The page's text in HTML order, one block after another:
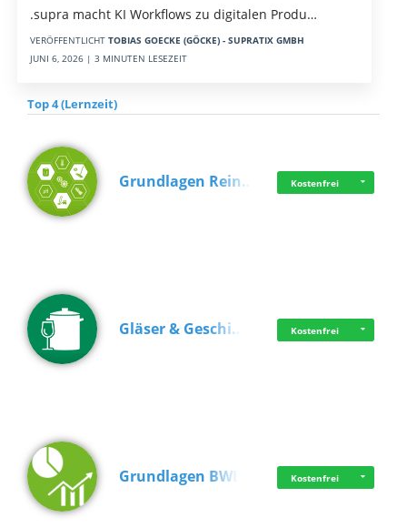
.supra macht KI Workflows zu digitalen Produ…
VERÖFFENTLICHT TOBIAS GOECKE (GÖCKE) - SUPRATIX GMBH
JUNI 6, 2026 | 3 MINUTEN LESEZEIT
Top 4 (Lernzeit)
Grundlagen Rein… Kostenfrei
Gläser & Geschi… Kostenfrei
Grundlagen BWL Kostenfrei